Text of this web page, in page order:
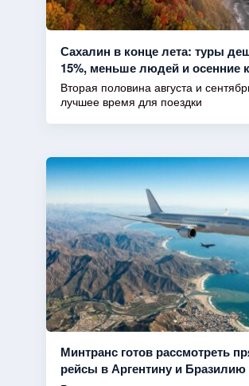
Сахалин в конце лета: туры
15%, меньше людей и осенние
Вторая половина августа и
лучшее время для поездки
Минтранс готов рассмотреть
рейсы в Аргентину и Бразилию